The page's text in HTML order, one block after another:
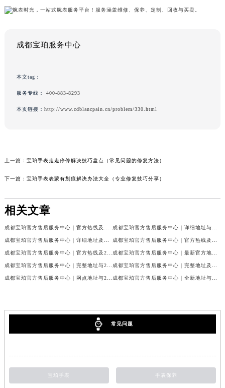
成都宝珀服务中心
本文tag：
服务专线： 400-883-8293
本页链接： http://www.cdblancpain.cn/problem/330.html
上一篇： 宝珀手表走走停停解决技巧盘点（常见问题的修复方法）
下一篇： 宝珀手表表蒙有划痕解决办法大全（专业修复技巧分享）
相关文章
常见问题
宝珀手表 手表保养